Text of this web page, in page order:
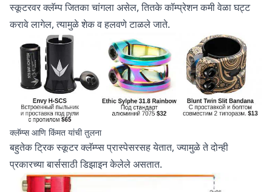
स्कूटरवर क्लॅम्प जितका चांगला असेल, तितके कॉम्प्रेशन कमी वेळा घट्ट
करावे लागेल, त्यामुळे शेक व हलवणे टाळले जाते.
क्लॅम्प्स आणि किंमत यांची तुलना
बहुतेक ट्रिक स्कूटर क्लॅम्प्स प्रास्पेसरसह येतात, ज्यामुळे ते दोन्ही
प्रकारच्या बार्ससाठी डिझाइन केलेले असतात.